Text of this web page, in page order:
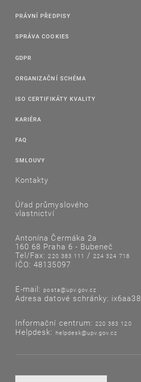
PRÁVNÍ PŘEDPISY
SPRÁVA COOKIES
GDPR
ORGANIZAČNÍ SCHÉMA
ISO CERTIFIKÁTY KVALITY
KARIÉRA
FAQ
SMLOUVY
Kontakty
Úřad průmyslového
vlastnictví
Antonína Čermáka 2a
160 68 Praha 6 - Bubeneč
Tel/Fax:220 383 111 /224 324 718
IČO: 48135097
E-mail: posta@upv.gov.cz
Adresa datové schránky: ix6aa38
Informační centrum: 220 383 120
Helpdesk: helpdesk@upv.gov.cz